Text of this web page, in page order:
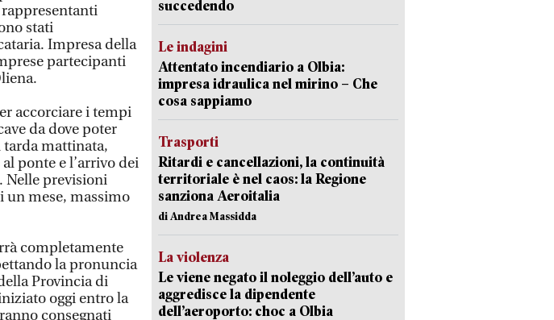
stati
Impresa della
partecipanti
accorciare i tempi
da dove poter
tarda mattinata,
ponte e l’arrivo dei
Nelle previsioni
un mese, massimo
completamente
la pronuncia
Provincia di
oggi entro la
consegnati
succedendo
Le indagini
Attentato incendiario a Olbia:
impresa idraulica nel mirino – Che
cosa sappiamo
Trasporti
Ritardi e cancellazioni, la continuità
territoriale è nel caos: la Regione
sanziona Aeroitalia
di Andrea Massidda
La violenza
Le viene negato il noleggio dell’auto e
aggredisce la dipendente
dell’aeroporto: choc a Olbia